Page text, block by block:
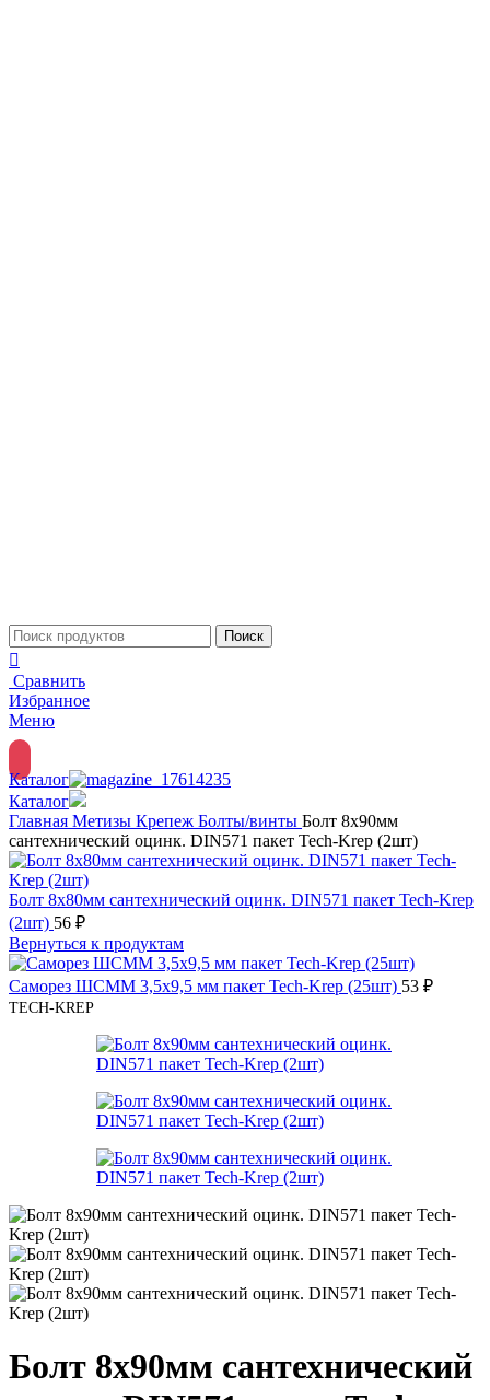
Поиск
Сравнить
Избранное
Меню
Каталог
Каталог
Главная Метизы Крепеж Болты/винты Болт 8х90мм
сантехнический оцинк. DIN571 пакет Tech-Krep (2шт)
Болт 8х80мм сантехнический оцинк. DIN571 пакет Tech-Krep
(2шт) 56 ₽
Вернуться к продуктам
Саморез ШСММ 3,5х9,5 мм пакет Tech-Krep (25шт) 53 ₽
TECH-KREP
Болт 8х90мм сантехнический